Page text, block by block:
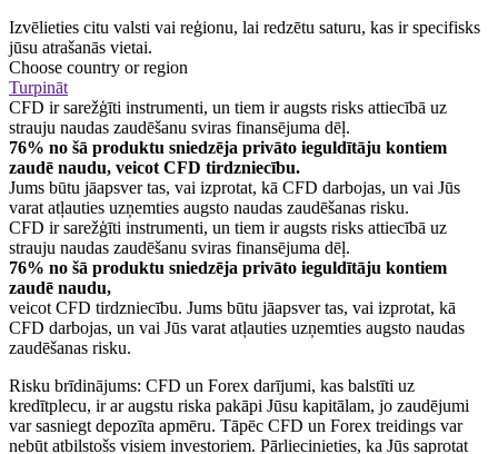
Izvēlieties citu valsti vai reģionu, lai redzētu saturu, kas ir specifisks
jūsu atrašanās vietai.
Choose country or region
Turpināt
CFD ir sarežģīti instrumenti, un tiem ir augsts risks attiecībā uz
strauju naudas zaudēšanu sviras finansējuma dēļ.
76% no šā produktu sniedzēja privāto ieguldītāju kontiem
zaudē naudu, veicot CFD tirdzniecību.
Jums būtu jāapsver tas, vai izprotat, kā CFD darbojas, un vai Jūs
varat atļauties uzņemties augsto naudas zaudēšanas risku.
CFD ir sarežģīti instrumenti, un tiem ir augsts risks attiecībā uz
strauju naudas zaudēšanu sviras finansējuma dēļ.
76% no šā produktu sniedzēja privāto ieguldītāju kontiem
zaudē naudu,
veicot CFD tirdzniecību. Jums būtu jāapsver tas, vai izprotat, kā
CFD darbojas, un vai Jūs varat atļauties uzņemties augsto naudas
zaudēšanas risku.
Risku brīdinājums: CFD un Forex darījumi, kas balstīti uz
kredītplecu, ir ar augstu riska pakāpi Jūsu kapitālam, jo zaudējumi
var sasniegt depozīta apmēru. Tāpēc CFD un Forex treidings var
nebūt atbilstošs visiem investoriem. Pārliecinieties, ka Jūs saprotat